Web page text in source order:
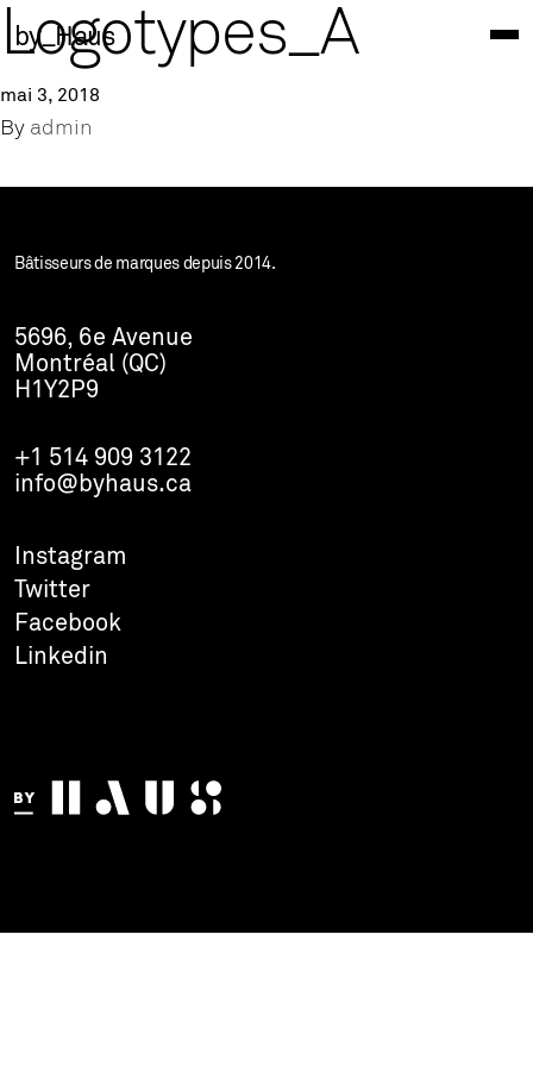
by_Haus
Logotypes_A
mai 3, 2018
By admin
Bâtisseurs de marques depuis 2014.
5696, 6e Avenue
Montréal (QC)
H1Y2P9
+1 514 909 3122
info@byhaus.ca
Instagram
Twitter
Facebook
Linkedin